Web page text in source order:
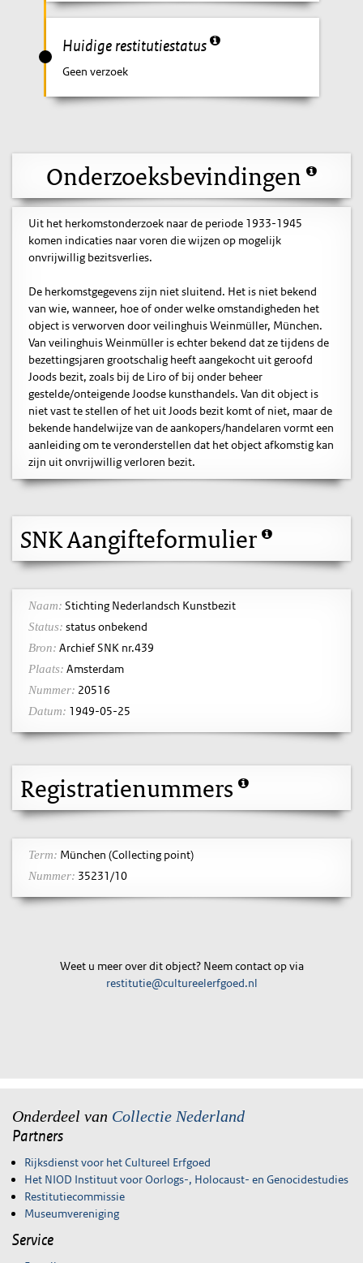
Huidige restitutiestatus
Geen verzoek
Onderzoeksbevindingen
Uit het herkomstonderzoek naar de periode 1933-1945
komen indicaties naar voren die wijzen op mogelijk
onvrijwillig bezitsverlies.
De herkomstgegevens zijn niet sluitend. Het is niet bekend
van wie, wanneer, hoe of onder welke omstandigheden het
object is verworven door veilinghuis Weinmüller, München.
Van veilinghuis Weinmüller is echter bekend dat ze tijdens de
bezettingsjaren grootschalig heeft aangekocht uit geroofd
Joods bezit, zoals bij de Liro of bij onder beheer
gestelde/onteigende Joodse kunsthandels. Van dit object is
niet vast te stellen of het uit Joods bezit komt of niet, maar de
bekende handelwijze van de aankopers/handelaren vormt een
aanleiding om te veronderstellen dat het object afkomstig kan
zijn uit onvrijwillig verloren bezit.
SNK Aangifteformulier
Naam: Stichting Nederlandsch Kunstbezit
Status: status onbekend
Bron: Archief SNK nr.439
Plaats: Amsterdam
Nummer: 20516
Datum: 1949-05-25
Registratienummers
Term: München (Collecting point)
Nummer: 35231/10
Weet u meer over dit object? Neem contact op via
restitutie@cultureelerfgoed.nl
Onderdeel van Collectie Nederland
Partners
Rijksdienst voor het Cultureel Erfgoed
Het NIOD Instituut voor Oorlogs-, Holocaust- en Genocidestudies
Restitutiecommissie
Museumvereniging
Service